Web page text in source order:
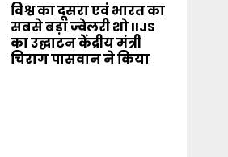
विश्व का दूसरा एवं भारत का
सबसे बड़ा ज्वेलरी शो IIJS
का उद्घाटन केंद्रीय मंत्री
चिराग पासवान ने किया